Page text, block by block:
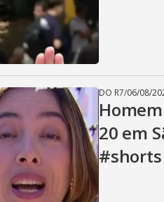
DO R7/06/08/
20 em